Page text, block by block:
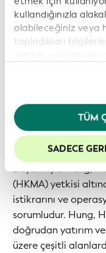
kullandığınızla
olabileceğiniz veya
topladıkları
etmeniz
Gizlilik Politikamız
Web sitemizdeki
çerezleri etkin
TÜM
SADECE
kurumsal verilerin
olarak değerini
Finansal Piyasa
Finansal Altyapı
Hong Kong Para
Bayan Kyle Hung,
(HKMA) yetkisi
istikrarını ve
sorumludur. Hung,
doğrudan yatırım
üzere çeşitli